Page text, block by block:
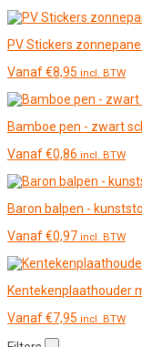
PV Stickers
Vanaf€8,95 incl. BTW
Bamboe pen - zwart
Vanaf€0,86 incl. BTW
Baron balpen -
Vanaf€0,97 incl. BTW
Kentekenplaathouder
Vanaf€7,95 incl. BTW